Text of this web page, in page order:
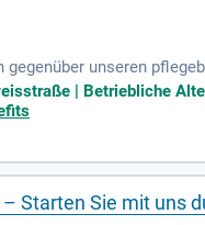
unseren
als
| Betriebliche
Starten Sie mit uns